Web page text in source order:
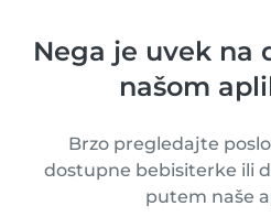
Nega je uvek na
našom
Brzo pregledajte
dostupne bebisiterke ili
putem naše